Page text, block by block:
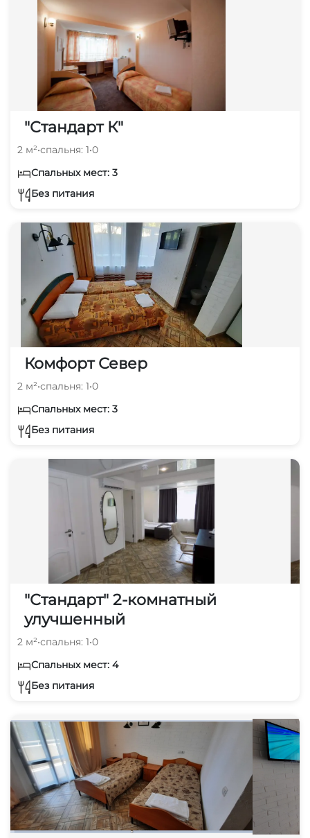
"Стандарт К"
2 м²•спальня: 1•0
Спальных мест: 3
Без питания
Комфорт Север
2 м²•спальня: 1•0
Спальных мест: 3
Без питания
"Стандарт" 2-комнатный
улучшенный
2 м²•спальня: 1•0
Спальных мест: 4
Без питания